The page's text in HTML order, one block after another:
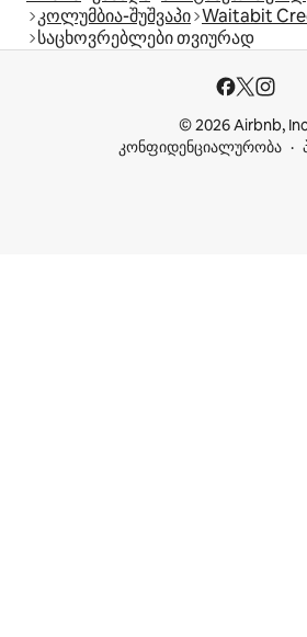
კოლუმბია-შუშვაპი Waitabit
საცხოვრებლები თვიურად
© 2026 Airbnb,
კონფიდენციალურობა